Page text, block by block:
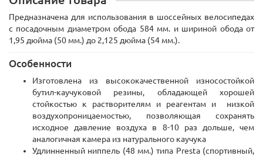
Предназначена для использования в шоссейных велосипедах
с посадочным диаметром обода 584 мм. и шириной обода от
1,95 дюйма (50 мм.) до 2,125 дюйма (54 мм.).
Особенности
Изготовлена из высококачественной износостойкой
бутил-каучуковой резины, обладающей хорошей
стойкостью к растворителям и реагентам и низкой
воздухопроницаемостью, позволяющая сохранять
исходное давление воздуха в 8-10 раз дольше, чем
аналогичная камера из натурального каучука
Удлинненный ниппель (48 мм.) типа Presta (спортивный,